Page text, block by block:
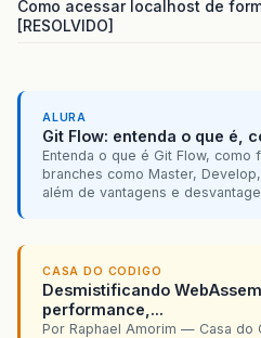
Como acessar localhost de
[RESOLVIDO]
ALURA
Git Flow: entenda o que é,
Entenda o que é Git Flow, como
branches como Master,
além de vantagens e
CASA DO CODIGO
Desmistificando
performance,...
Por Raphael Amorim — Casa do